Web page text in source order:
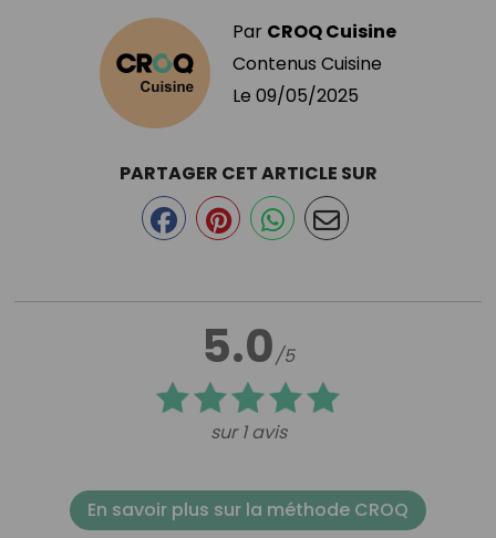
Par CROQ Cuisine
Contenus Cuisine
Le 09/05/2025
5.0/5
sur 1 avis
PARTAGER CET ARTICLE SUR
En savoir plus sur la méthode CROQ